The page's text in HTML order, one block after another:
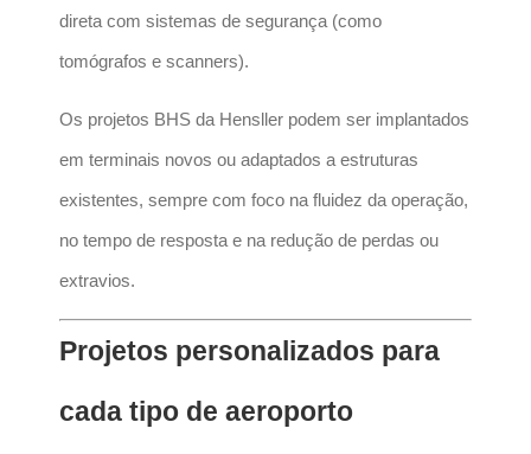
direta com sistemas de segurança (como
tomógrafos e scanners).
Os projetos BHS da Hensller podem ser implantados
em terminais novos ou adaptados a estruturas
existentes, sempre com foco na fluidez da operação,
no tempo de resposta e na redução de perdas ou
extravios.
Projetos personalizados para
cada tipo de aeroporto